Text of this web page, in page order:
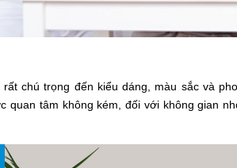
chú trọng đến kiểu dáng, màu sắc và
quan tâm không kém, đối với không gian